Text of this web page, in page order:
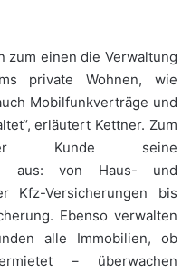
zum einen die Verwaltung
private Wohnen, wie
Mobilfunkverträge und
erläutert Kettner. Zum
Kunde seine
aus: von Haus- und
Kfz-Versicherungen bis
Ebenso verwalten
alle Immobilien, ob
– überwachen